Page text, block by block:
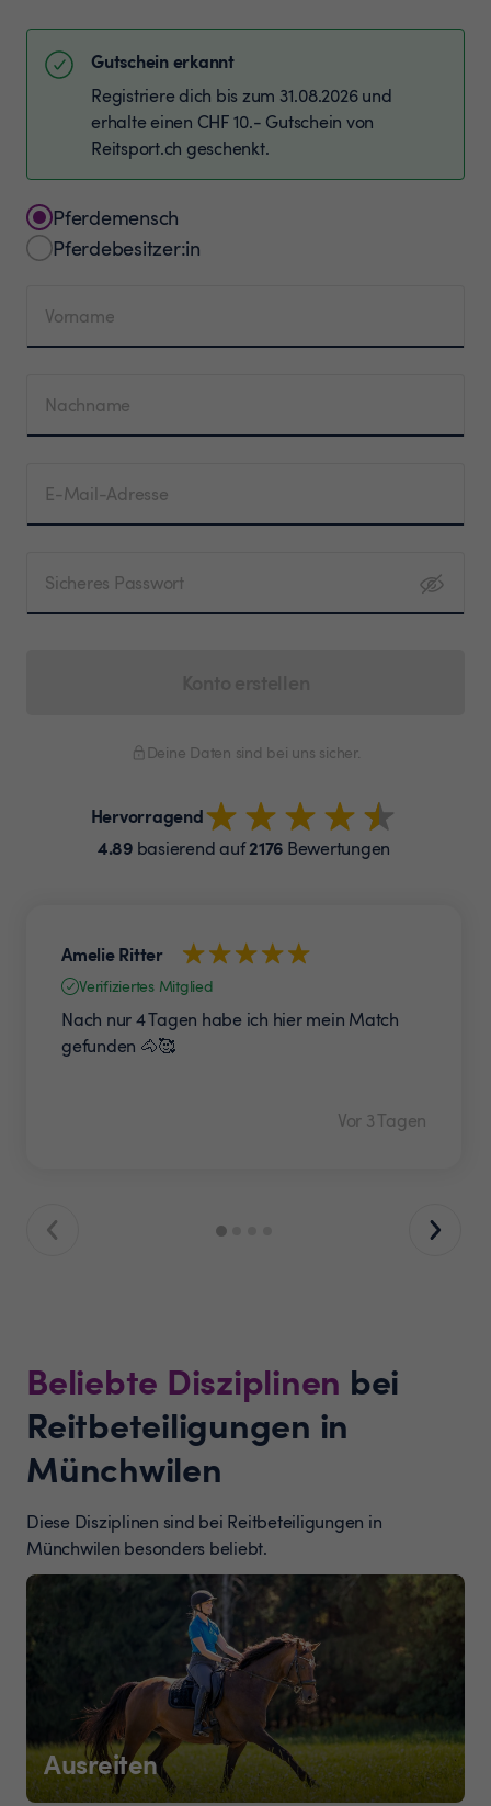
Gutschein erkannt
Registriere dich bis zum 31.08.2026 und
erhalte einen CHF 10.- Gutschein von
Reitsport.ch geschenkt.
Pferdemensch
Pferdebesitzer:in
Vorname
Nachname
E-Mail-Adresse
Sicheres Passwort
Deine Daten sind bei uns sicher.
Hervorragend
4.89basierend auf2176 Bewertungen
Amelie Ritter
Verifiziertes Mitglied
Nach nur 4 Tagen habe ich hier mein Match
gefunden 🐴🥰
Vor 3 Tagen
Beliebte Disziplinen bei
Reitbeteiligungen in
Münchwilen
Diese Disziplinen sind bei Reitbeteiligungen in
Münchwilen besonders beliebt.
Ausreiten